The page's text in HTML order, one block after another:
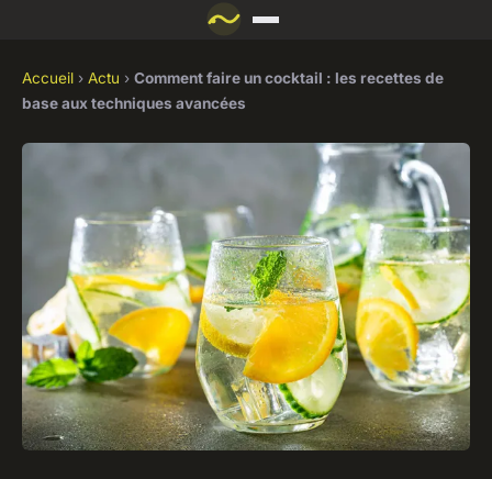
Accueil › Actu › Comment faire un cocktail : les recettes de
base aux techniques avancées